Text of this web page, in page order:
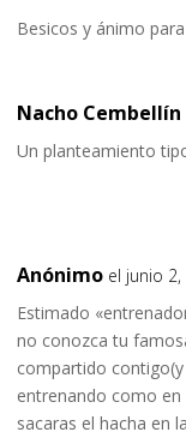
Besicos y ánimo
Nacho Cembellín
Un planteamiento
Anónimo el junio
Estimado
no conozca tu
compartido
entrenando como
sacaras el hacha en